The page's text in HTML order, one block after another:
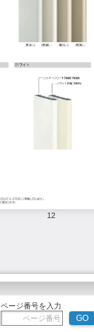
12
ページ番号を入力
GO